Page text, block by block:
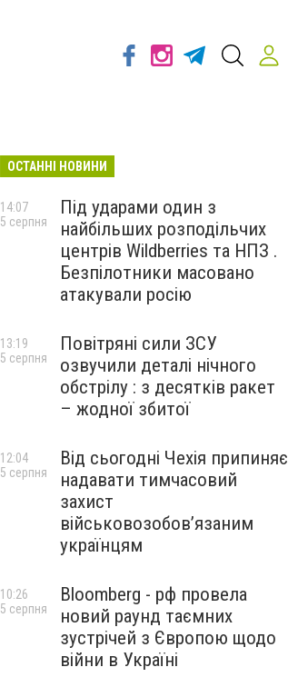
ОСТАННІ НОВИНИ
Під ударами один з
найбільших розподільчих
центрів Wildberries та НПЗ .
Безпілотники масовано
атакували росію
14:07
5 серпня
Повітряні сили ЗСУ
озвучили деталі нічного
обстрілу : з десятків ракет
– жодної збитої
13:19
5 серпня
Від сьогодні Чехія припиняє
надавати тимчасовий
захист
військовозобов’язаним
українцям
12:04
5 серпня
Bloomberg - рф провела
новий раунд таємних
зустрічей з Європою щодо
війни в Україні
10:26
5 серпня